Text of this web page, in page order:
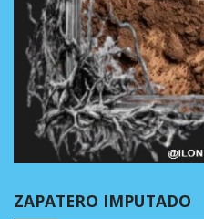
ZAPATERO IMPUTADO